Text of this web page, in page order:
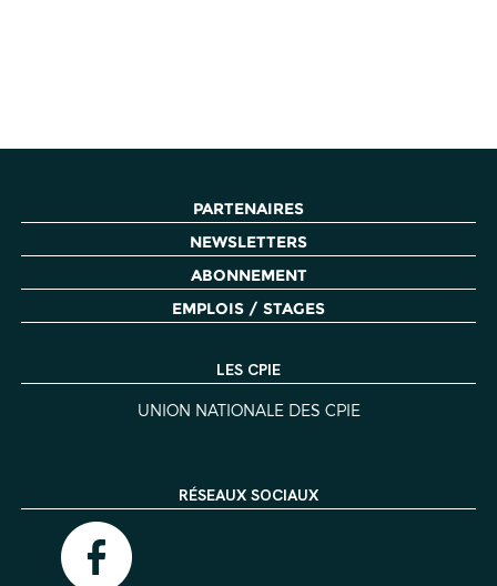
PARTENAIRES
NEWSLETTERS
ABONNEMENT
EMPLOIS / STAGES
LES CPIE
UNION NATIONALE DES CPIE
RÉSEAUX SOCIAUX